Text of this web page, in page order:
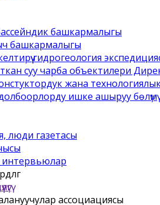
башкармалыгы
башкармалыгы
гидрогеология
суу чарба объектилери
жана
ишке ашыруу бѳлүмү
люди газетасы
интервьюлар